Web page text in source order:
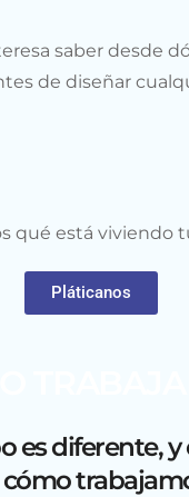
saber desde
de diseñar
qué está viviendo
Pláticanos
es diferente, y